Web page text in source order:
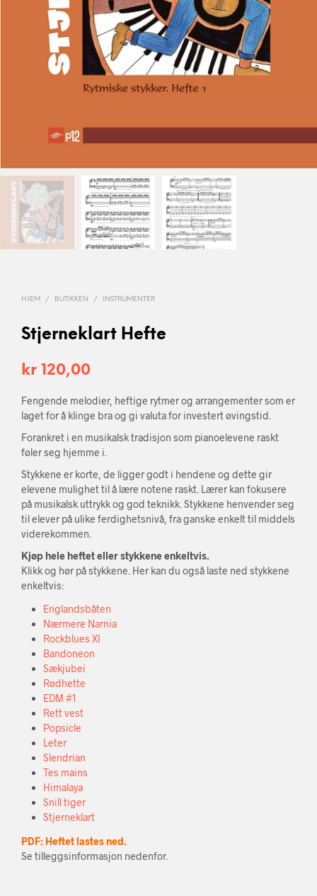
HJEM / BUTIKKEN / INSTRUMENTER
Stjerneklart Hefte
kr 120,00
Fengende melodier, heftige rytmer og arrangementer som er
laget for å klinge bra og gi valuta for investert øvingstid.
Forankret i en musikalsk tradisjon som pianoelevene raskt
føler seg hjemme i.
Stykkene er korte, de ligger godt i hendene og dette gir
elevene mulighet til å lære notene raskt. Lærer kan fokusere
på musikalsk uttrykk og god teknikk. Stykkene henvender seg
til elever på ulike ferdighetsnivå, fra ganske enkelt til middels
viderekommen.
Kjøp hele heftet eller stykkene enkeltvis.
Klikk og hør på stykkene. Her kan du også laste ned stykkene
enkeltvis:
Englandsbåten
Nærmere Narnia
Rockblues XI
Bandoneon
Sækjubei
Rødhette
EDM #1
Rett vest
Popsicle
Leter
Slendrian
Tes mains
Himalaya
Snill tiger
Stjerneklart
PDF: Heftet lastes ned.
Se tilleggsinformasjon nedenfor.